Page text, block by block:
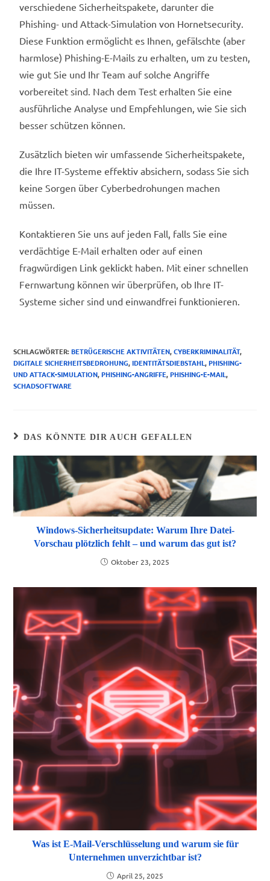
verschiedene Sicherheitspakete, darunter die
Phishing- und Attack-Simulation von Hornetsecurity.
Diese Funktion ermöglicht es Ihnen, gefälschte (aber
harmlose) Phishing-E-Mails zu erhalten, um zu testen,
wie gut Sie und Ihr Team auf solche Angriffe
vorbereitet sind. Nach dem Test erhalten Sie eine
ausführliche Analyse und Empfehlungen, wie Sie sich
besser schützen können.
Zusätzlich bieten wir umfassende Sicherheitspakete,
die Ihre IT-Systeme effektiv absichern, sodass Sie sich
keine Sorgen über Cyberbedrohungen machen
müssen.
Kontaktieren Sie uns auf jeden Fall, falls Sie eine
verdächtige E-Mail erhalten oder auf einen
fragwürdigen Link geklickt haben. Mit einer schnellen
Fernwartung können wir überprüfen, ob Ihre IT-
Systeme sicher sind und einwandfrei funktionieren.
SCHLAGWÖRTER:BETRÜGERISCHE AKTIVITÄTEN, CYBERKRIMINALITÄT,
DIGITALE SICHERHEITSBEDROHUNG, IDENTITÄTSDIEBSTAHL, PHISHING-
UND ATTACK-SIMULATION, PHISHING-ANGRIFFE, PHISHING-E-MAIL,
SCHADSOFTWARE
DAS KÖNNTE DIR AUCH GEFALLEN
Windows-Sicherheitsupdate: Warum Ihre Datei-
Vorschau plötzlich fehlt – und warum das gut ist?
Oktober 23, 2025
Was ist E-Mail-Verschlüsselung und warum sie für
Unternehmen unverzichtbar ist?
April 25, 2025